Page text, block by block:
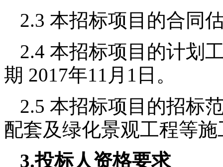
2.3 本招标项目的合同
2.4 本招标项目的计划
期 2017年11 月 1 日。
2.5 本招标项目的招标
配套及绿化景观工程等
3.投标人资格要求